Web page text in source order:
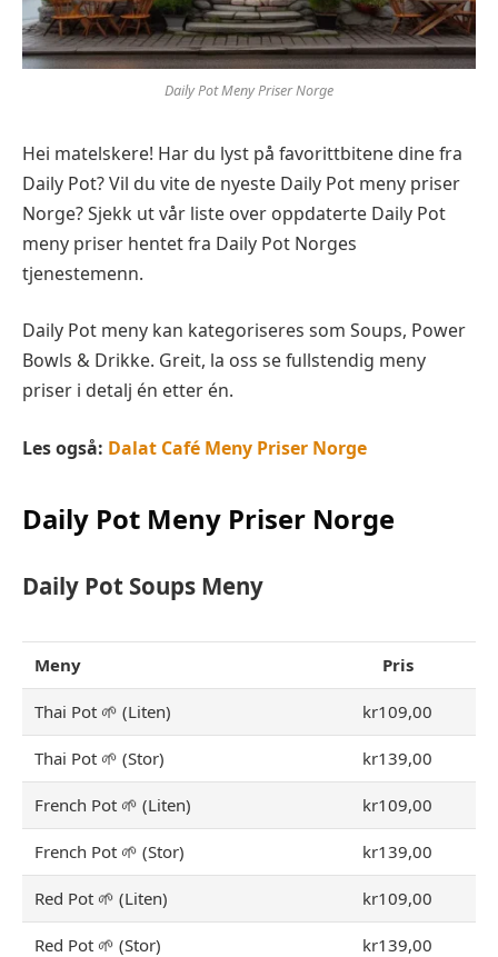
Daily Pot Meny Priser Norge
Hei matelskere! Har du lyst på favorittbitene dine fra
Daily Pot? Vil du vite de nyeste Daily Pot meny priser
Norge? Sjekk ut vår liste over oppdaterte Daily Pot
meny priser hentet fra Daily Pot Norges
tjenestemenn.
Daily Pot meny kan kategoriseres som Soups, Power
Bowls & Drikke. Greit, la oss se fullstendig meny
priser i detalj én etter én.
Les også: Dalat Café Meny Priser Norge
Daily Pot Meny Priser Norge
Daily Pot Soups Meny
Meny Pris
Thai Pot 🌱 (Liten) kr109,00
Thai Pot 🌱 (Stor) kr139,00
French Pot 🌱 (Liten) kr109,00
French Pot 🌱 (Stor) kr139,00
Red Pot 🌱 (Liten) kr109,00
Red Pot 🌱 (Stor) kr139,00